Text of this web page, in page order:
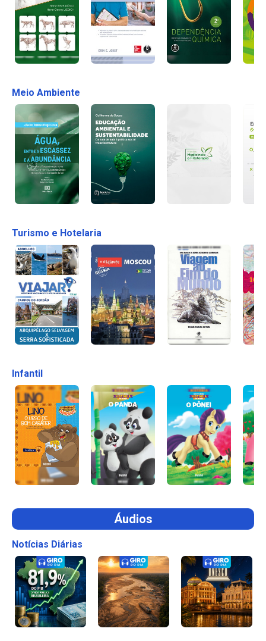
Meio Ambiente
Turismo e Hotelaria
Infantil
Áudios
Notícias Diárias